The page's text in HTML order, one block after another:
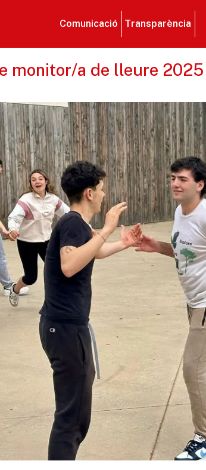
Comunicació Transparència
monitor/a de lleure 2025